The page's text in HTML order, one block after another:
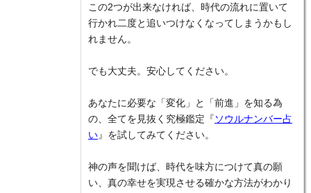
この2つが出来なければ、時代の流れに置いて
行かれ二度と追いつけなくなってしまうかもし
れません。
でも大丈夫。安心してください。
あなたに必要な「変化」と「前進」を知る為
の、全てを見抜く究極鑑定『 ソウルナンバー占
い 』を試してみてください。
神の声を聞けば、時代を味方につけて真の願
い、真の幸せを実現させる確かな方法がわかり